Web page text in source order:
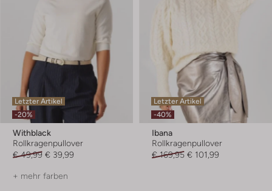
Letzter Artikel
-20%
Withblack
Rollkragenpullover
€ 49,99 € 39,99
+ mehr farben
Letzter Artikel
-40%
Ibana
Rollkragenpullover
€ 169,95 € 101,99